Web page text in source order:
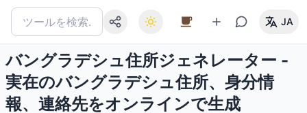
JA
バングラデシュ住所ジェネレーター -
実在のバングラデシュ住所、身分情
報、連絡先をオンラインで生成